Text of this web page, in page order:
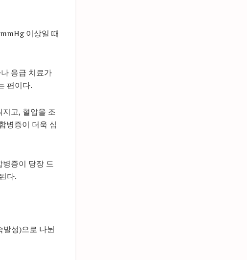
이상일 때
응급 치료가
편이다.
고, 혈압을 조
병증이 더욱 심
증이 당장 드
다.
성)으로 나뉜